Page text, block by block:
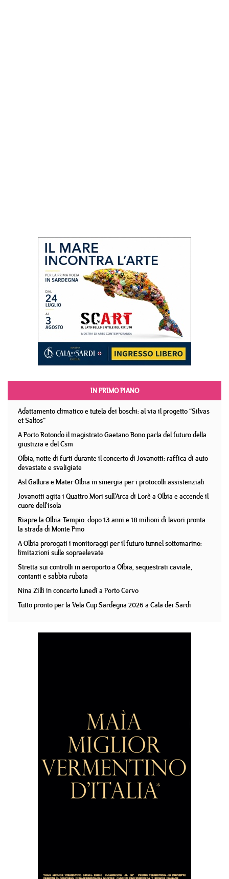
IN PRIMO PIANO
Adattamento climatico e tutela dei boschi: al via il progetto “Silvas
et Saltos”
A Porto Rotondo il magistrato Gaetano Bono parla del futuro della
giustizia e del Csm
Olbia, notte di furti durante il concerto di Jovanotti: raffica di auto
devastate e svaligiate
Asl Gallura e Mater Olbia in sinergia per i protocolli assistenziali
Jovanotti agita i Quattro Mori sull'Arca di Lorè a Olbia e accende il
cuore dell'isola
Riapre la Olbia-Tempio: dopo 13 anni e 18 milioni di lavori pronta
la strada di Monte Pino
A Olbia prorogati i monitoraggi per il futuro tunnel sottomarino:
limitazioni sulle sopraelevate
Stretta sui controlli in aeroporto a Olbia, sequestrati caviale,
contanti e sabbia rubata
Nina Zilli in concerto lunedì a Porto Cervo
Tutto pronto per la Vela Cup Sardegna 2026 a Cala dei Sardi